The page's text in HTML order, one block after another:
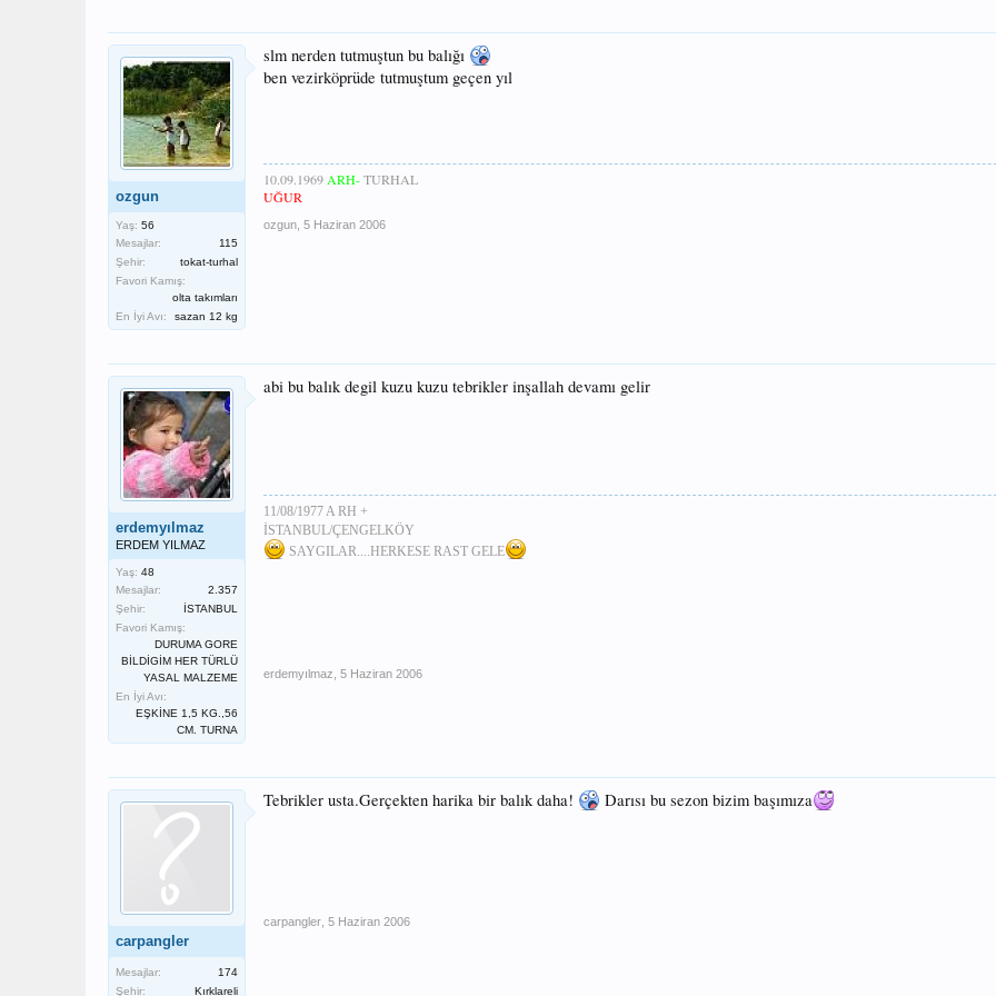
ozgun
Yaş: 56
Mesajlar:
115
Şehir:
tokat-turhal
Favori Kamış:
olta takımları
En İyi Avı:
sazan 12 kg
slm nerden tutmuştun bu balığı
ben vezirköprüde tutmuştum geçen yıl
10.09.1969ARH-TURHAL
UĞUR
ozgun 5 Haziran 2006
erdemyılmaz
ERDEM YILMAZ
Yaş: 48
Mesajlar:
2.357
Şehir:
İSTANBUL
Favori Kamış:
DURUMA GORE
BİLDİGİM HER TÜRLÜ
YASAL MALZEME
En İyi Avı:
EŞKİNE 1,5 KG.,56
CM. TURNA
abi bu balık degil kuzu kuzu tebrikler inşallah devamı gelir
11/08/1977 A RH +
İSTANBUL/ÇENGELKÖY
SAYGILAR....HERKESE RAST GELE
erdemyılmaz 5 Haziran 2006
carpangler
Mesajlar:
174
Şehir:
Kırklareli
Tebrikler usta.Gerçekten harika bir balık daha! Darısı bu sezon bizim başımıza
carpangler 5 Haziran 2006